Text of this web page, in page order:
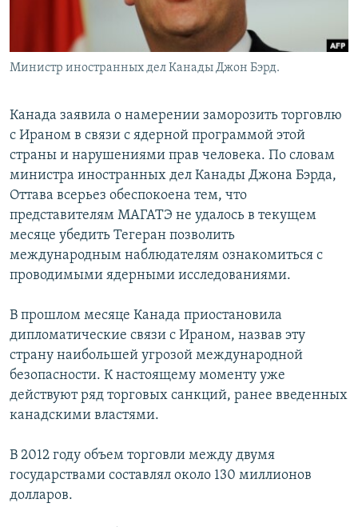
Министр иностранных дел Канады Джон Бэрд.
Канада заявила о намерении заморозить торговлю
с Ираном в связи с ядерной программой этой
страны и нарушениями прав человека. По словам
министра иностранных дел Канады Джона Бэрда,
Оттава всерьез обеспокоена тем, что
представителям МАГАТЭ не удалось в текущем
месяце убедить Тегеран позволить
международным наблюдателям ознакомиться с
проводимыми ядерными исследованиями.
В прошлом месяце Канада приостановила
дипломатические связи с Ираном, назвав эту
страну наибольшей угрозой международной
безопасности. К настоящему моменту уже
действуют ряд торговых санкций, ранее введенных
канадскими властями.
В 2012 году объем торговли между двумя
государствами составлял около 130 миллионов
долларов.